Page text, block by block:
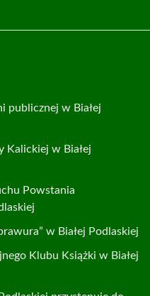
publicznej w Białej
Kalickiej w Białej
Powstania
w Białej Podlaskiej
Klubu Książki w Białej